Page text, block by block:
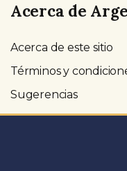
Acerca de
Acerca de este sitio
Términos y
Sugerencias